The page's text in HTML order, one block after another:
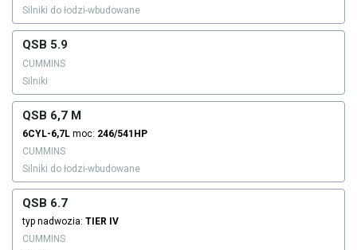
Silniki do łodzi-wbudowane
QSB 5.9
CUMMINS
Silniki
QSB 6,7 M
6CYL-6,7L moc: 246/541HP
CUMMINS
Silniki do łodzi-wbudowane
QSB 6.7
typ nadwozia: TIER IV
CUMMINS